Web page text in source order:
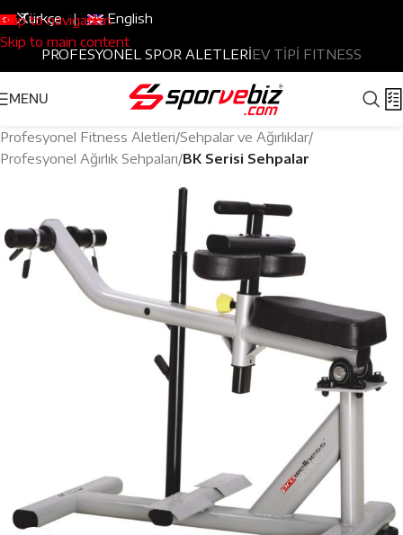
Skip to navigation
Skip to main content
Türkçe| English
PROFESYONEL SPOR ALETLERİEV TİPİ FITNESS
MENU
Profesyonel Fitness Aletleri Sehpalar ve Ağırlıklar
Profesyonel Ağırlık Sehpaları BK Serisi Sehpalar